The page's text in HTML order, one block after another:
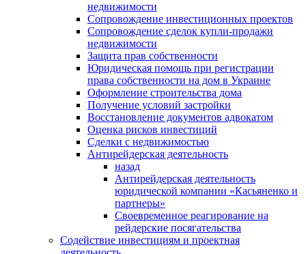
недвижимости
Сопровождение инвестиционных проектов
Сопровождение сделок купли-продажи
недвижимости
Защита прав собственности
Юридическая помощь при регистрации
права собственности на дом в Украине
Оформление строительства дома
Получение условий застройки
Восстановление документов адвокатом
Оценка рисков инвестиций
Сделки с недвижимостью
Антирейдерская деятельность
назад
Антирейдерская деятельность
юридической компании «Касьяненко и
партнеры»
Своевременное реагирование на
рейдерские посягательства
Содействие инвестициям и проектная